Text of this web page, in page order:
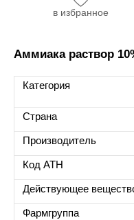
в избранное
Аммиака раствор
Категория
Страна
Производитель
Код ATH
Действующее
Фармгруппа